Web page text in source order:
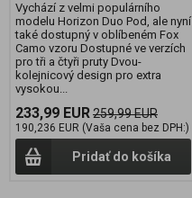
Vychází z velmi populárního
modelu Horizon Duo Pod, ale nyní
také dostupný v oblíbeném Fox
Camo vzoru Dostupné ve verzích
pro tři a čtyři pruty Dvou-
kolejnicový design pro extra
vysokou...
233,99 EUR259,99 EUR
190,236 EUR (Vaša cena bez DPH:)
Pridať do košíka